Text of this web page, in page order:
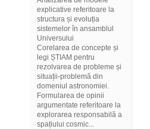
explicative referitoare la
structura și evoluția
sistemelor în ansamblul
Universului
Corelarea de concepte și
legi ȘTIAM pentru
rezolvarea de probleme și
situații-problemă din
domeniul astronomiei.
Formularea de opinii
argumentate referitoare la
explorarea responsabilă a
spațiului cosmic...